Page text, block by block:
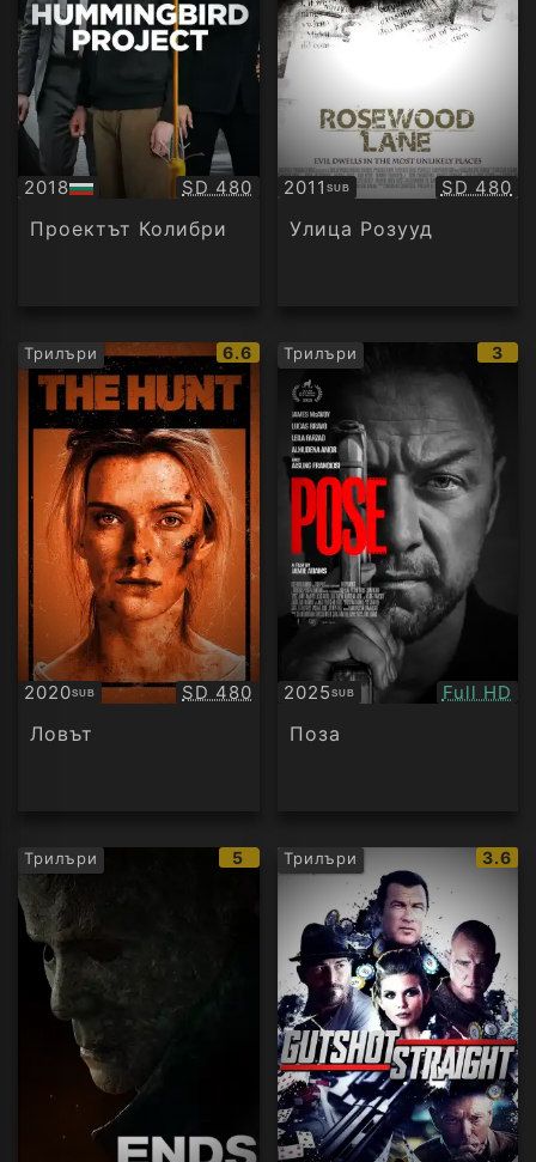
2018
БГ
аудио
Качество:
SD 480
Проектът Колибри
2011 SUB
Субтитри SD 480
Улица Розууд
Трилъри
IMDb
рейтинг:
6.6
2020SUB
Субтитри Качество:
SD 480
Ловът
Трилъри 3
2025SUB
Субтитри Full HD
Поза
Трилъри
IMDb
рейтинг:
5 Трилъри
IMDb
3.6